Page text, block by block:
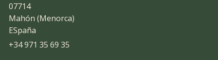
07714
Mahón (Menorca)
ESpaña
+34 971 35 69 35